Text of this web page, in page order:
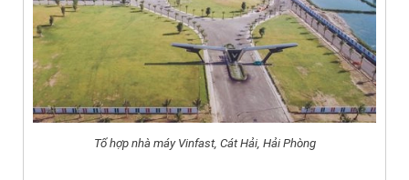
Tổ hợp nhà máy Vinfast, Cát Hải, Hải Phòng